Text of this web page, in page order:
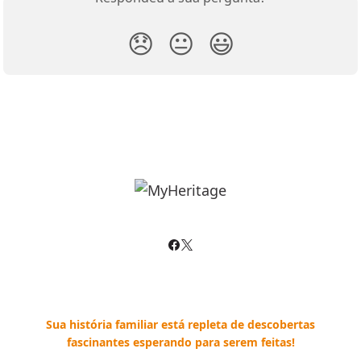
😞 😐 😃
Sua história familiar está repleta de descobertas
fascinantes esperando para serem feitas!